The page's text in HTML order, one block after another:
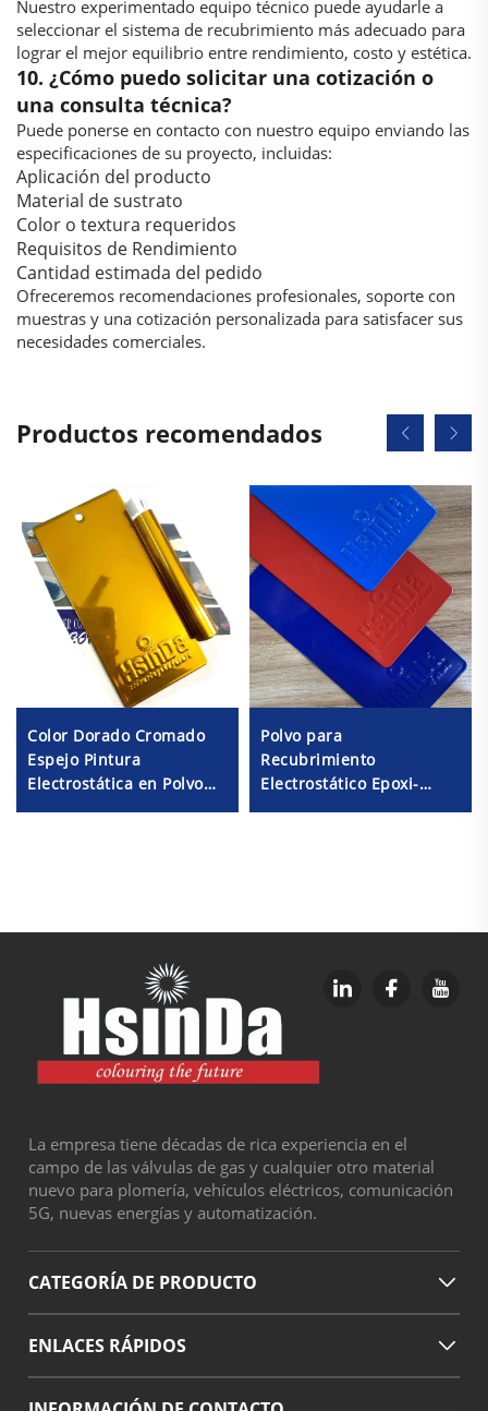
Nuestro experimentado equipo técnico puede ayudarle a
seleccionar el sistema de recubrimiento más adecuado para
lograr el mejor equilibrio entre rendimiento, costo y estética.
10. ¿Cómo puedo solicitar una cotización o
una consulta técnica?
Puede ponerse en contacto con nuestro equipo enviando las
especificaciones de su proyecto, incluidas:
Aplicación del producto
Material de sustrato
Color o textura requeridos
Requisitos de Rendimiento
Cantidad estimada del pedido
Ofreceremos recomendaciones profesionales, soporte con
muestras y una cotización personalizada para satisfacer sus
necesidades comerciales.
Productos recomendados
Color Dorado Cromado
Espejo Pintura
Electrostática en Polvo
Polvo para
Recubrimiento
Electrostático Epoxi-
La empresa tiene décadas de rica experiencia en el
campo de las válvulas de gas y cualquier otro material
nuevo para plomería, vehículos eléctricos, comunicación
5G, nuevas energías y automatización.
CATEGORÍA DE PRODUCTO
ENLACES RÁPIDOS